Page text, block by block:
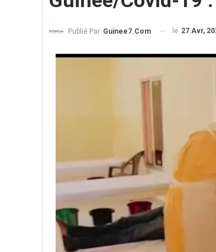
Publié Par Guinee7.com le 27 Avr,